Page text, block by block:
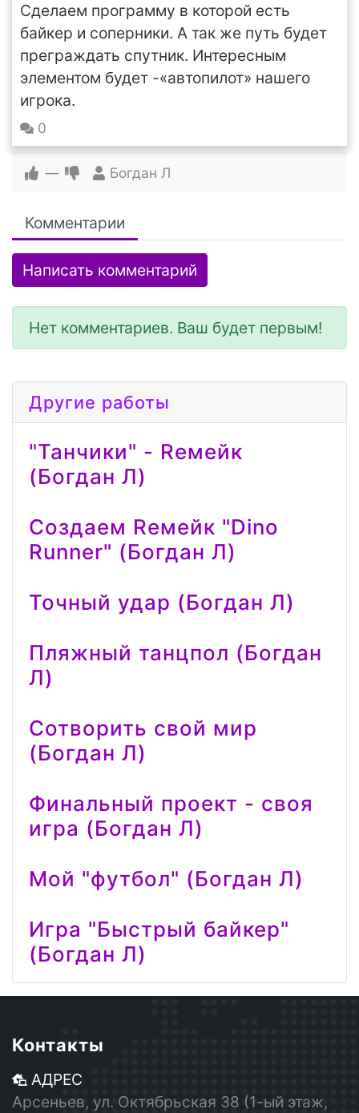
Сделаем программу в которой есть
байкер и соперники. А так же путь будет
преграждать спутник. Интересным
элементом будет -«автопилот» нашего
игрока.
0
— Богдан Л
Комментарии
Написать комментарий
Нет комментариев. Ваш будет первым!
Другие работы
"Танчики" - Reмейк
(Богдан Л)
Создаем Reмейк "Dino
Runner" (Богдан Л)
Точный удар (Богдан Л)
Пляжный танцпол (Богдан
Л)
Сотворить свой мир
(Богдан Л)
Финальный проект - своя
игра (Богдан Л)
Мой "футбол" (Богдан Л)
Игра "Быстрый байкер"
(Богдан Л)
Контакты
АДРЕС
Арсеньев, ул. Октябрьская 38 (1-ый этаж,